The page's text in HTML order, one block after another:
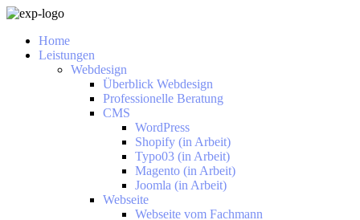
Home
Leistungen
Webdesign
Überblick Webdesign
Professionelle Beratung
CMS
WordPress
Shopify (in Arbeit)
Typo03 (in Arbeit)
Magento (in Arbeit)
Joomla (in Arbeit)
Webseite
Webseite vom Fachmann